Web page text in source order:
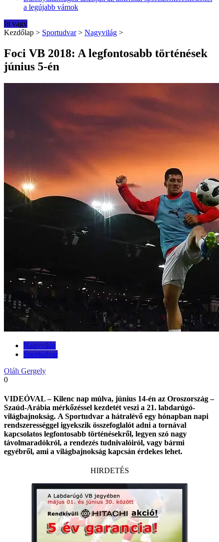
a legújabb vámok
Itt vagy
Kezdőlap > Sportudvar > Nagyvilág >
Foci VB 2018: A legfontosabb történések
június 5-én
Nagyvilág
Sportudvar
Oláh Gergely
0
VIDEÓVAL – Kilenc nap múlva, június 14-én az Oroszország –
Szaúd-Arábia mérkőzéssel kezdetét veszi a 21. labdarúgó-
világbajnokság. A Sportudvar a hátralévő egy hónapban napi
rendszerességgel igyekszik összefoglalót adni a tornával
kapcsolatos legfontosabb történésekről, legyen szó nagy
távolmaradókról, a rendezés tudnivalóiról, vagy bármi
egyébről, ami a világbajnokság kapcsán érdekes lehet.
HIRDETÉS